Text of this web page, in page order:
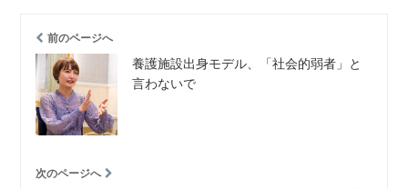
前のページへ
養護施設出身モデル、「社会的弱者」と
言わないで
次のページへ